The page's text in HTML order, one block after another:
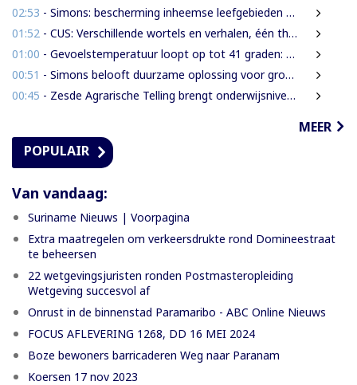
02:53 - Simons: bescherming inheemse leefgebieden en cultuur van nationaal belang
01:52 - CUS: Verschillende wortels en verhalen, één thuis
01:00 - Gevoelstemperatuur loopt op tot 41 graden: waarschuwing voor hittestress in Suriname
00:51 - Simons belooft duurzame oplossing voor grondenrechtenvraagstuk
00:45 - Zesde Agrarische Telling brengt onderwijsniveau landbouwers in kaart
MEER
POPULAIR
Van vandaag:
Suriname Nieuws | Voorpagina
Extra maatregelen om verkeersdrukte rond Domineestraat
te beheersen
22 wetgevingsjuristen ronden Postmasteropleiding
Wetgeving succesvol af
Onrust in de binnenstad Paramaribo - ABC Online Nieuws
FOCUS AFLEVERING 1268, DD 16 MEI 2024
Boze bewoners barricaderen Weg naar Paranam
Koersen 17 nov 2023